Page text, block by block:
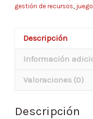
gestión de recursos
Descripción
Información
Valoraciones (0)
Descripción